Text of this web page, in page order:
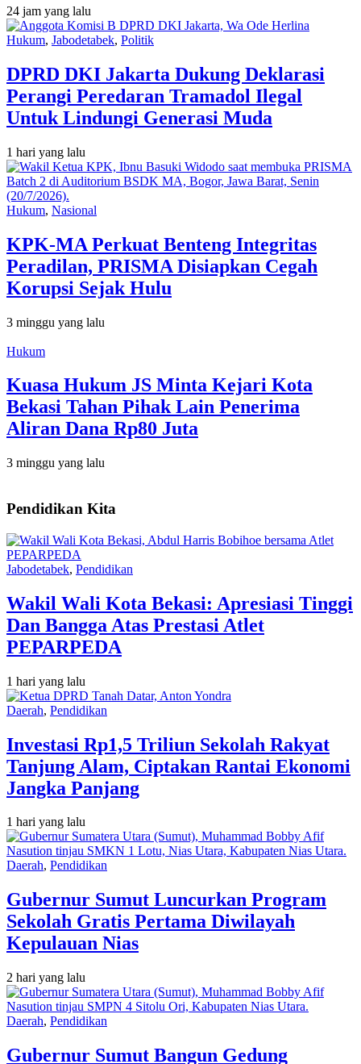
24 jam yang lalu
Hukum, Jabodetabek, Politik
DPRD DKI Jakarta Dukung Deklarasi
Perangi Peredaran Tramadol Ilegal
Untuk Lindungi Generasi Muda
1 hari yang lalu
Hukum, Nasional
KPK-MA Perkuat Benteng Integritas
Peradilan, PRISMA Disiapkan Cegah
Korupsi Sejak Hulu
3 minggu yang lalu
Hukum
Kuasa Hukum JS Minta Kejari Kota
Bekasi Tahan Pihak Lain Penerima
Aliran Dana Rp80 Juta
3 minggu yang lalu
Pendidikan Kita
Jabodetabek, Pendidikan
Wakil Wali Kota Bekasi: Apresiasi Tinggi
Dan Bangga Atas Prestasi Atlet
PEPARPEDA
1 hari yang lalu
Daerah, Pendidikan
Investasi Rp1,5 Triliun Sekolah Rakyat
Tanjung Alam, Ciptakan Rantai Ekonomi
Jangka Panjang
1 hari yang lalu
Daerah, Pendidikan
Gubernur Sumut Luncurkan Program
Sekolah Gratis Pertama Diwilayah
Kepulauan Nias
2 hari yang lalu
Daerah, Pendidikan
Gubernur Sumut Bangun Gedung